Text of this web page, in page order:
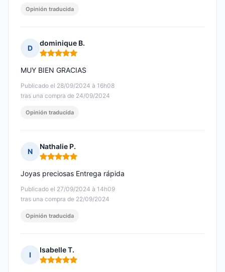
Opinión traducida
D
dominique B.
Nota: 5 de 5
Publicado el 28/09/2024 à 16h08
tras una compra de 24/09/2024
MUY BIEN GRACIAS
Opinión traducida
N
Nathalie P.
Nota: 5 de 5
Publicado el 27/09/2024 à 14h09
tras una compra de 22/09/2024
Joyas preciosas Entrega rápida
Opinión traducida
I
Isabelle T.
Nota: 5 de 5